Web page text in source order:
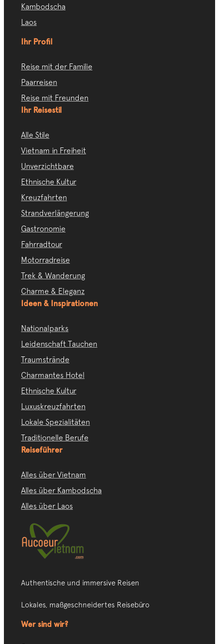
Kambodscha
Laos
Ihr Profil
Reise mit der Familie
Paarreisen
Reise mit Freunden
Ihr Reisestil
Alle Stile
Vietnam in Freiheit
Unverzichtbare
Ethnische Kultur
Kreuzfahrten
Strandverlängerung
Gastronomie
Fahrradtour
Motorradreise
Trek & Wanderung
Charme & Eleganz
Ideen & Inspirationen
Nationalparks
Leidenschaft Tauchen
Traumstrände
Charmantes Hotel
Ethnische Kultur
Luxuskreuzfahrten
Lokale Spezialitäten
Traditionelle Berufe
Reiseführer
Alles über Vietnam
Alles über Kambodscha
Alles über Laos
Authentische und immersive Reisen
Lokales, maßgeschneidertes Reisebüro
Wer sind wir?